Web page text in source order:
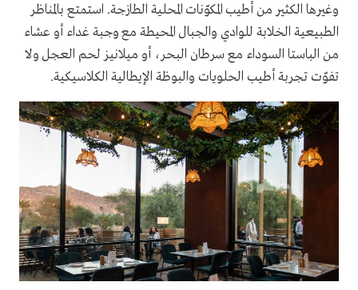
وغيرها الكثير من أطيب المكوّنات المحلية الطازجة. استمتع بالمناظر
الطبيعية الخلابة للوادي والجبال المحيطة مع وجبة غداء أو عشاء
من الباستا السوداء مع سرطان البحر، أو ميلانيز لحم العجل ولا
تفوّت تجربة أطيب الحلويات والبوظة الإيطالية الكلاسيكية.